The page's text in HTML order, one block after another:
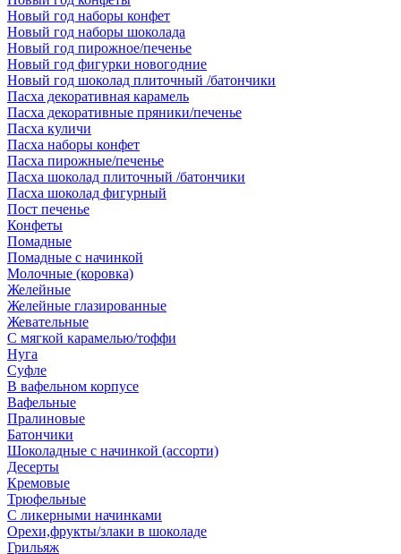
Новый год наборы конфет
Новый год наборы шоколада
Новый год пирожное/печенье
Новый год фигурки новогодние
Новый год шоколад плиточный /батончики
Пасха декоративная карамель
Пасха декоративные пряники/печенье
Пасха куличи
Пасха наборы конфет
Пасха пирожные/печенье
Пасха шоколад плиточный /батончики
Пасха шоколад фигурный
Пост печенье
Конфеты
Помадные
Помадные с начинкой
Молочные (коровка)
Желейные
Желейные глазированные
Жевательные
С мягкой карамелью/тоффи
Нуга
Суфле
В вафельном корпусе
Вафельные
Пралиновые
Батончики
Шоколадные с начинкой (ассорти)
Десерты
Кремовые
Трюфельные
С ликерными начинками
Орехи,фрукты/злаки в шоколаде
Грильяж